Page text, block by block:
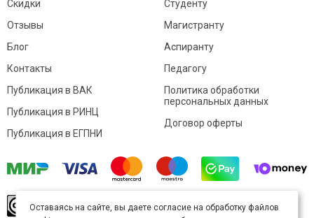
Скидки
Отзывы
Блог
Контакты
Студенту
Магистранту
Аспиранту
Педагогу
Публикация в ВАК
Публикация в РИНЦ
Публикация в ЕГПНИ
Политика обработки
персональных данных
Договор оферты
произведение доступно полицензии Creative
Оставаясь на сайте, вы даете согласие на обработку файлов